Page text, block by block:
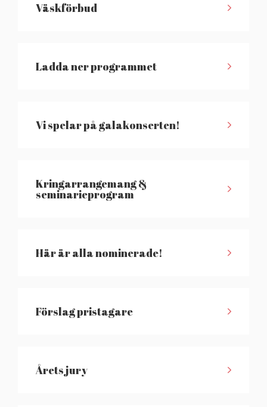
Väskförbud
Ladda ner programmet
Vi spelar på galakonserten!
Kringarrangemang &
seminarieprogram
Här är alla nominerade!
Förslag pristagare
Årets jury